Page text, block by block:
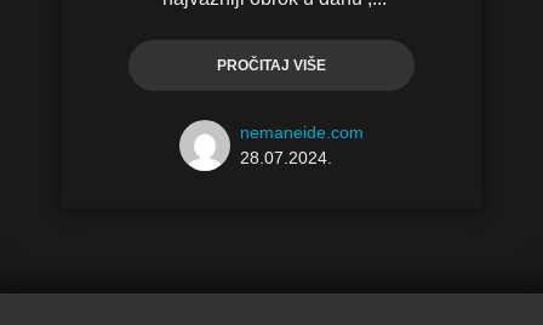
PROČITAJ VIŠE
nemaneide.com
28.07.2024.